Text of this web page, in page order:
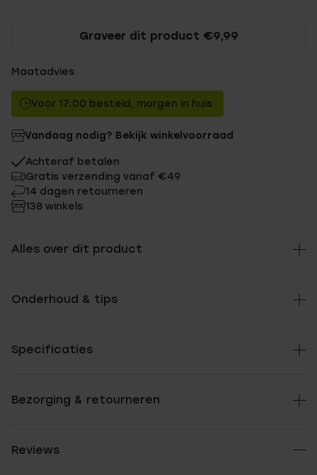
Graveer dit product €9,99
Maatadvies
Voor 17:00 besteld, morgen in huis
Vandaag nodig? Bekijk winkelvoorraad
Achteraf betalen
Gratis verzending vanaf €49
14 dagen retourneren
138 winkels
Alles over dit product
Onderhoud & tips
Specificaties
Bezorging & retourneren
Reviews